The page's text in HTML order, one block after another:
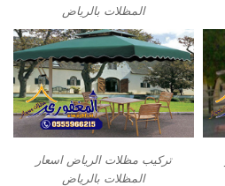
المظلات بالرياض
تركيب مظلات الرياض اسعار
المظلات بالرياض